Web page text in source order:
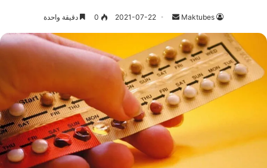
Maktubes
أرسل
إلكترونيا
2021-07-22
0 دقيقة واحدة